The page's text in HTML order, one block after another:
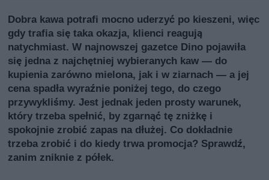
Dobra kawa potrafi mocno uderzyć po kieszeni, więc
gdy trafia się taka okazja, klienci reagują
natychmiast. W najnowszej gazetce Dino pojawiła
się jedna z najchętniej wybieranych kaw — do
kupienia zarówno mielona, jak i w ziarnach — a jej
cena spadła wyraźnie poniżej tego, do czego
przywykliśmy. Jest jednak jeden prosty warunek,
który trzeba spełnić, by zgarnąć tę zniżkę i
spokojnie zrobić zapas na dłużej. Co dokładnie
trzeba zrobić i do kiedy trwa promocja? Sprawdź,
zanim zniknie z półek.